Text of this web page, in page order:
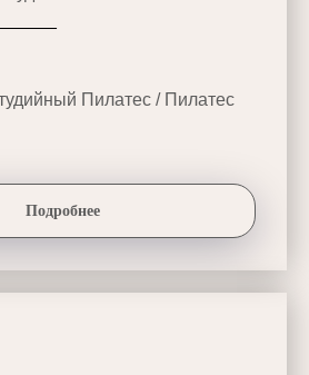
Пилатес / Пилатес
Подробнее